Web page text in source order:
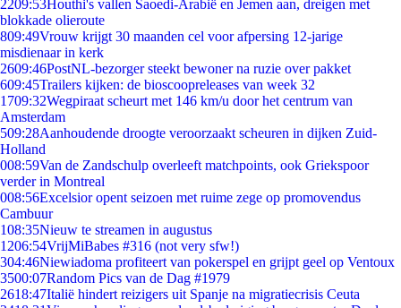
2209:53Houthi's vallen Saoedi-Arabië en Jemen aan, dreigen met
blokkade olieroute
809:49Vrouw krijgt 30 maanden cel voor afpersing 12-jarige
misdienaar in kerk
2609:46PostNL-bezorger steekt bewoner na ruzie over pakket
609:45Trailers kijken: de bioscoopreleases van week 32
1709:32Wegpiraat scheurt met 146 km/u door het centrum van
Amsterdam
509:28Aanhoudende droogte veroorzaakt scheuren in dijken Zuid-
Holland
008:59Van de Zandschulp overleeft matchpoints, ook Griekspoor
verder in Montreal
008:56Excelsior opent seizoen met ruime zege op promovendus
Cambuur
108:35Nieuw te streamen in augustus
1206:54VrijMiBabes #316 (not very sfw!)
304:46Niewiadoma profiteert van pokerspel en grijpt geel op Ventoux
3500:07Random Pics van de Dag #1979
2618:47Italië hindert reizigers uit Spanje na migratiecrisis Ceuta